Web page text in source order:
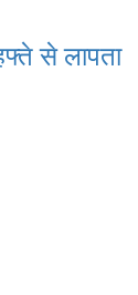
से लापता